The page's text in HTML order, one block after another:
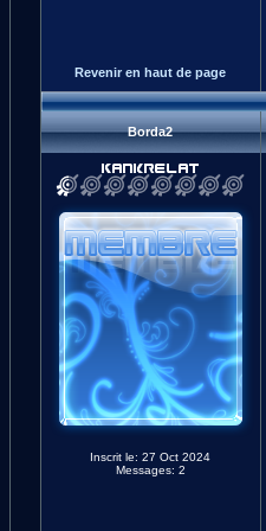
Revenir en haut de page
Borda2
Inscrit le: 27 Oct 2024
Messages: 2